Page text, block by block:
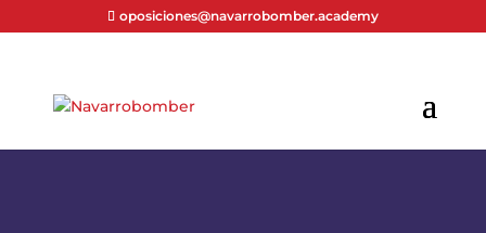
oposiciones@navarrobomber.academy